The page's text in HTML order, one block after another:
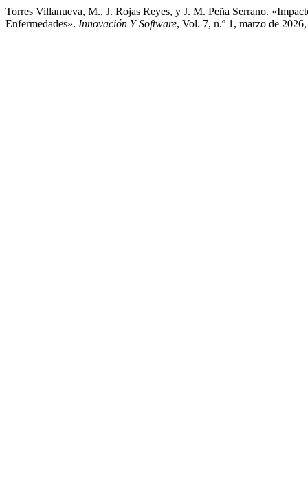
Torres Villanueva, M., J. Rojas Reyes, y J. M. Peña Serrano.
Enfermedades». Innovación Y Software, Vol. 7, n.º 1, marzo de